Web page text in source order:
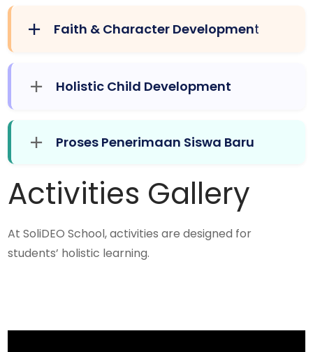
Faith & Character Development
Holistic Child Development
Proses Penerimaan Siswa Baru
Activities Gallery
At SoliDEO School, activities are designed for
students’ holistic learning.